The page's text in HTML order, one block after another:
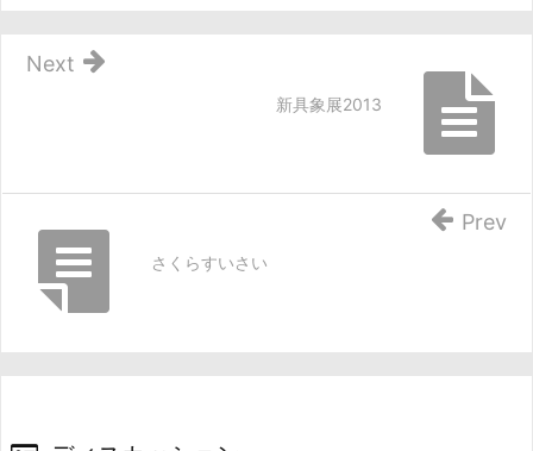
新具象展2013
Next
さくらすいさい
Prev